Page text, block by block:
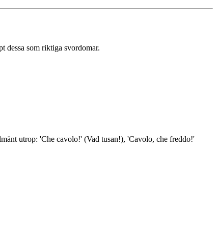
dessa som riktiga svordomar.
utrop: 'Che cavolo!' (Vad tusan!), 'Cavolo, che freddo!'